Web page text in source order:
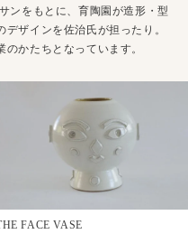
ンをもとに、育陶園が造形・型
ザインを佐治氏が担ったり。
かたちとなっています。
FACE VASE